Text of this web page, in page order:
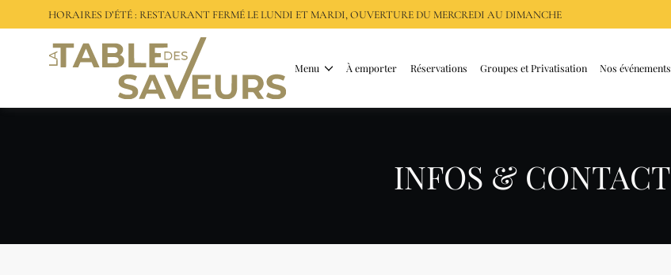
HORAIRES D’ÉTÉ : RESTAURANT FERMÉ LE LUNDI ET MARDI, OUVERTURE DU MERCREDI AU DIMANCHE
Menu À emporter Réservations Groupes et Privatisation Nos événements
INFOS & CONTACT